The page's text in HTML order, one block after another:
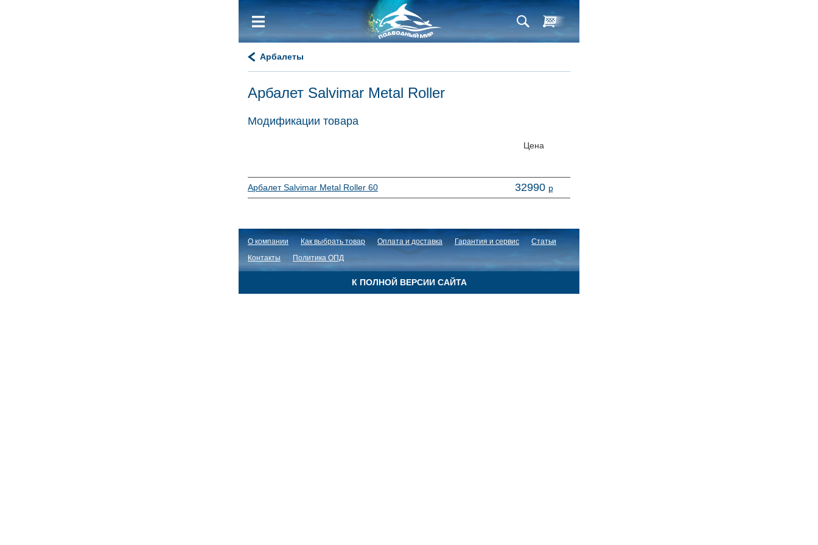
Арбалеты
Арбалет Salvimar Metal Roller
Модификации товара
Цена
Арбалет Salvimar Metal Roller 60 32990 р
О компании Как выбрать товар Оплата и доставка Гарантия и сервис
Статьи
Контакты
Политика ОПД
К ПОЛНОЙ ВЕРСИИ САЙТА